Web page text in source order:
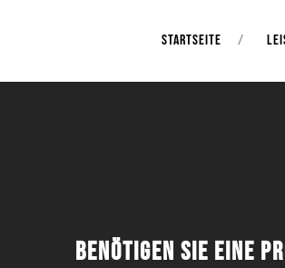
STARTSEITE
Benötigen Sie eine